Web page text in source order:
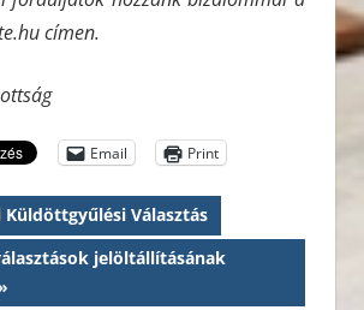
címen.
Email Print
Küldöttgyűlési Választás
jelöltállításának